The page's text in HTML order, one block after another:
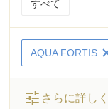
すべて
AQUA FORTIS
tune さらに詳し